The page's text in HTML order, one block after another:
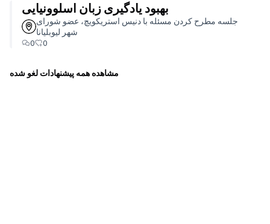
بهبود یادگیری زبان اسلوونیایی
جلسه مطرح کردن مسئله با دنیس استریکویچ، عضو شورای
شهر لیوبلیانا
0
0
مشاهده همه پیشنهادات لغو شده